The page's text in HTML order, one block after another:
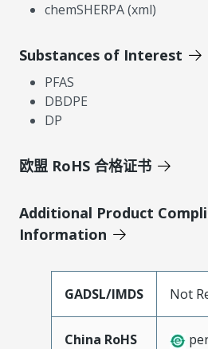
chemSHERPA (xml)
Substances of Interest
PFAS
DBDPE
DP
欧盟 RoHS 合格证书
Additional Product
Information
GADSL/IMDS Not
China RoHS